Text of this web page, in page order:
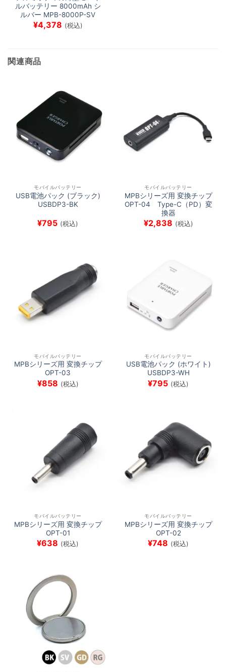
ルバッテリー 8000mAh シ
ルバー MPB-8000P-SV
¥4,378 (税込)
関連商品
モバイルバッテリー
USB電池パック (ブラック)
USBDP3-BK
¥795 (税込)
モバイルバッテリー
MPBシリーズ用 変換チップ
OPT-04 Type-C（PD）変
換器
¥2,838 (税込)
モバイルバッテリー
MPBシリーズ用 変換チップ
OPT-03
¥858 (税込)
モバイルバッテリー
USB電池パック (ホワイト)
USBDP3-WH
¥795 (税込)
モバイルバッテリー
MPBシリーズ用 変換チップ
OPT-01
¥638 (税込)
モバイルバッテリー
MPBシリーズ用 変換チップ
OPT-02
¥748 (税込)